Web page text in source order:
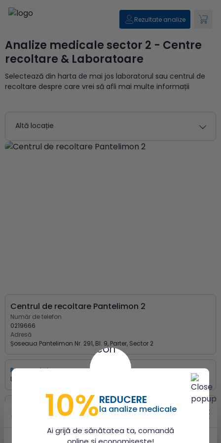
Rezultate analize
Analize medicale sector 2 - Centre
recoltare & Laboratoare
Selectează din harta de mai jos laboratorul sau centrul de
recoltare despre care vrei să afli mai multe informații
Altă locație
Centrul de recoltare Pantelimon 2
Număr de telefon
0219666
Adresă
Șoseaua Pantelimon Nr. 291, Bl. 9, Parter, Sector 2
Program de lucru
Luni - Vineri:
Program de recoltare
Luni - Vineri:
07:00 - 13:30
Program ginecologie
10%REDUCERE
la analize medicale
Ai grijă de sănătatea ta, comandă